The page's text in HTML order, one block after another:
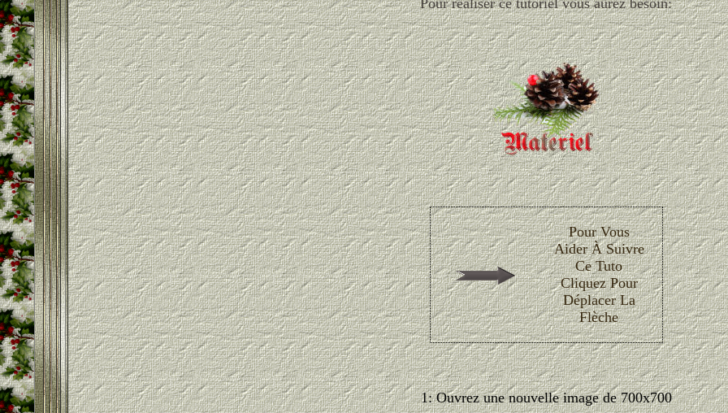
Pour réaliser ce tutoriel vous aurez besoin:
Pour Vous
Aider À Suivre
Ce Tuto
Cliquez Pour
Déplacer La
Flèche
1: Ouvrez une nouvelle image de 700x700